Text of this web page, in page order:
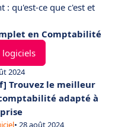
: qu'est-ce que c'est et
en Comptabilité
logiciels
2024
Trouvez le meilleur
adapté à
• 28 août 2024